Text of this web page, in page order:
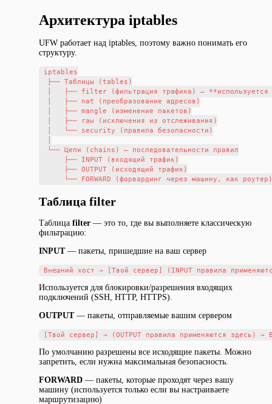
Архитектура iptables
UFW работает над iptables, поэтому важно понимать его
структуру.
iptables
  ├── Таблицы (tables)
│   ├── filter (фильтрация трафика) — **используется
  │   ├── nat (преобразование адресов)
  │   ├── mangle (изменение пакетов)
  │   ├── raw (исключения из отслеживания)
  │   └── security (правила безопасности)
  └── Цепи (chains) — последовательности правил
      ├── INPUT (входящий трафик)
      ├── OUTPUT (исходящий трафик)
Таблица filter
Таблица filter — это то, где вы выполняете классическую
фильтрацию:
INPUT— пакеты, пришедшие на ваш сервер
Используется для блокировки/разрешения входящих
подключений (SSH, HTTP, HTTPS).
OUTPUT— пакеты, отправляемые вашим сервером
По умолчанию разрешены все исходящие пакеты. Можно
запретить, если нужна максимальная безопасность.
FORWARD — пакеты, которые проходят через вашу
машину (используется только если вы настраиваете
маршрутизацию)